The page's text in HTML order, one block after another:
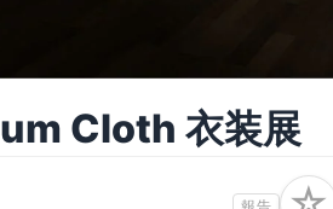
Cloth 衣装展